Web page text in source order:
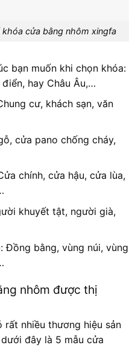
cửa bằng nhôm xingfa
bạn muốn khi chọn khóa:
hay Châu Âu,…
cư, khách sạn, văn
cửa pano chống cháy,
chính, cửa hậu, cửa lùa,
khuyết tật, người già,
Đồng bằng, vùng núi, vùng
nhôm được thị
nhiều thương hiệu sản
đây là 5 mẫu cửa